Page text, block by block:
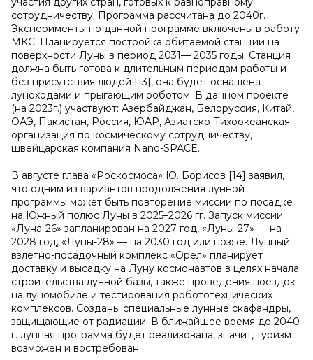
сотрудничеству. Программа рассчитана до 2040г.
Эксперименты по данной программе включены в работу
МКС. Планируется постройка обитаемой станции на
поверхности Луны в период 2031— 2035 годы. Станция
должна быть готова к длительным периодам работы и
без присутствия людей [13], она будет оснащена
луноходами и прыгающим роботом. В данном проекте
(на 2023г.) участвуют: Азербайджан, Белоруссия, Китай,
ОАЭ, Пакистан, Россия, ЮАР, Азиатско-Тихоокеанская
организация по космическому сотрудничеству,
швейцарская компания Nano-SPACE.
В августе глава «Роскосмоса» Ю. Борисов [14] заявил,
что одним из вариантов продолжения лунной
программы может быть повторение миссии по посадке
на Южный полюс Луны в 2025–2026 гг. Запуск миссии
«Луна-26» запланирован на 2027 год, «Луны-27» — на
2028 год, «Луны-28» — на 2030 год или позже. Лунный
взлетно-посадочный комплекс «Орел» планирует
доставку и высадку на Луну космонавтов в целях начала
строительства лунной базы, также проведения поездок
на луномобиле и тестирования робототехнических
комплексов. Созданы специальные лунные скафандры,
защищающие от радиации. В ближайшее время до 2040
г. лунная программа будет реализована, значит, туризм
возможен и востребован.